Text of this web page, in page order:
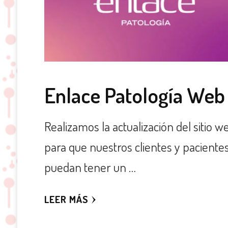
Enlace Patología Web
Realizamos la actualización del sitio
para que nuestros clientes y
puedan tener un …
LEER MÁS